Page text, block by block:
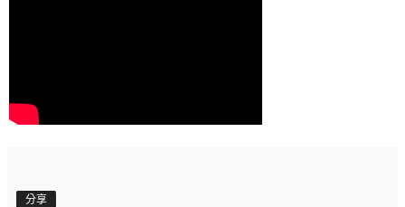
分享